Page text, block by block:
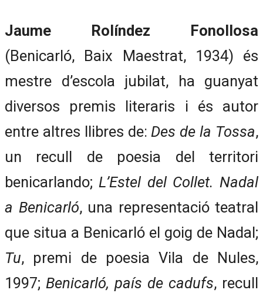
Jaume Rolíndez Fonollosa
(Benicarló, Baix Maestrat, 1934) és
mestre d’escola jubilat, ha guanyat
diversos premis literaris i és autor
entre altres llibres de:Des de la Tossa,
un recull de poesia del territori
benicarlando;L’Estel del Collet. Nadal
a Benicarló, una representació teatral
que situa a Benicarló el goig de Nadal;
Tu, premi de poesia Vila de Nules,
1997; Benicarló, país de cadufs, recull